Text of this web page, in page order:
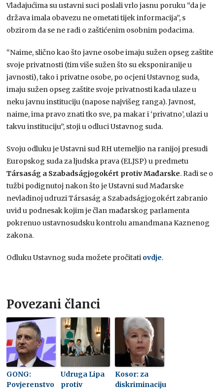
Vladajućima su ustavni suci poslali vrlo jasnu poruku “da je
država imala obavezu ne ometati tijek informacija”, s
obzirom da se ne radi o zaštićenim osobnim podacima.
“Naime, slično kao što javne osobe imaju sužen opseg zaštite
svoje privatnosti (tim više sužen što su eksponiranije u
javnosti), tako i privatne osobe, po ocjeni Ustavnog suda,
imaju sužen opseg zaštite svoje privatnosti kada ulaze u
neku javnu instituciju (napose najvišeg ranga). Javnost,
naime, ima pravo znati tko sve, pa makar i ‘privatno’, ulazi u
takvu instituciju”, stoji u odluci Ustavnog suda.
Svoju odluku je Ustavni sud RH utemeljio na ranijoj presudi
Europskog suda za ljudska prava (ELJSP) u predmetu
Társaság a Szabadságjogokért protiv Mađarske. Radi se o
tužbi podignutoj nakon što je Ustavni sud Mađarske
nevladinoj udruzi Társaság a Szabadságjogokért zabranio
uvid u podnesak kojim je član mađarskog parlamenta
pokrenuo ustavnosudsku kontrolu amandmana Kaznenog
zakona.
Odluku Ustavnog suda možete pročitati ovdje.
Povezani članci
GONG:
Povjerenstvo
Udruga Lipa
protiv
Kosor: za
diskriminaciju